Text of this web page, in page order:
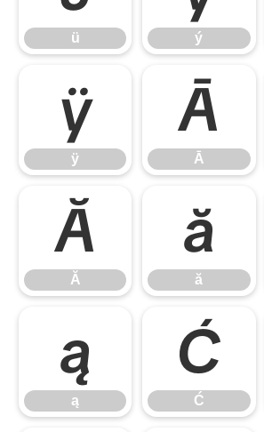
ü ý
ÿ
ÿ
Ā
Ā
Ă
Ă
ă
ă
ą
ą
Ć
Ć